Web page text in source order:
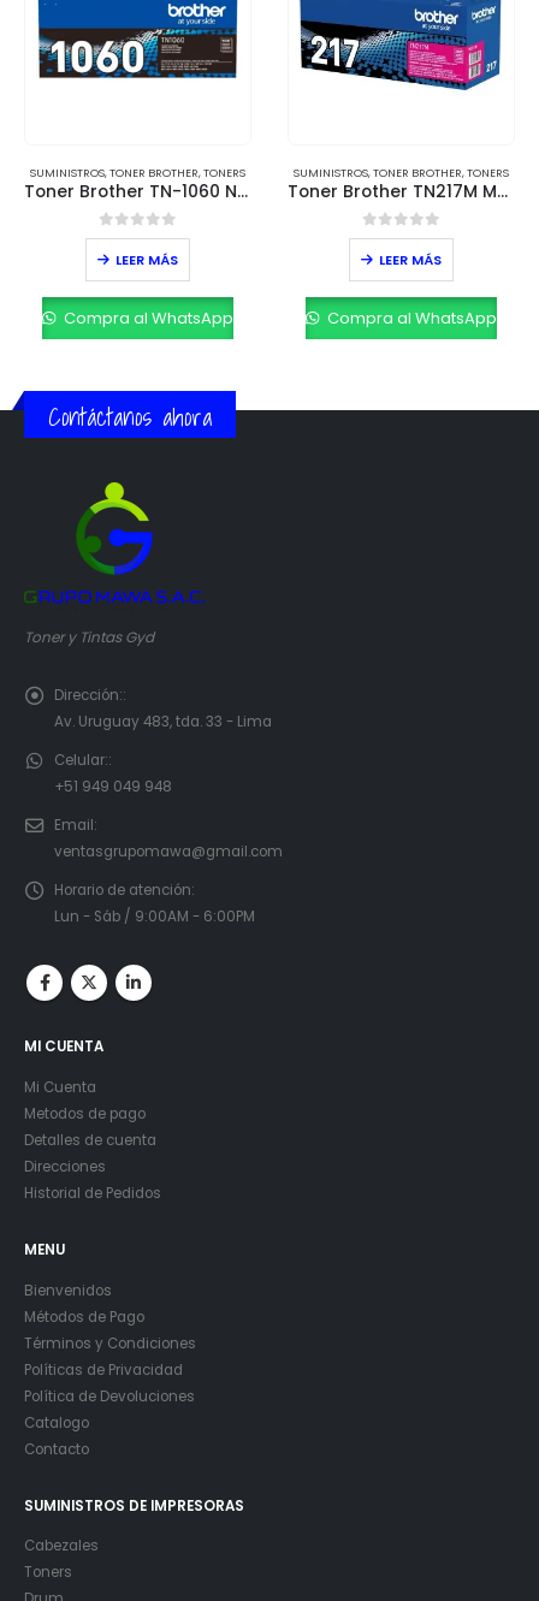
,TONER BROTHER,TONERS
Toner Brother TN-1060 Negro – Rendimiento de 1,000 páginas
out of 5
LEER MÁS
Compra al WhatsApp
SUMINISTROS,TONER BROTHER,TONERS
Toner Brother TN217M Magenta – Rendimiento de 2,300 páginas
out of 5
LEER MÁS
Compra al WhatsApp
Contáctanos ahora
Toner y Tintas Gyd
Dirección::
Av. Uruguay 483, tda. 33 - Lima
Celular::
+51 949 049 948
Email:
ventasgrupomawa@gmail.com
Horario de atención:
Lun - Sáb / 9:00AM - 6:00PM
MI CUENTA
Mi Cuenta
Metodos de pago
Detalles de cuenta
Direcciones
Historial de Pedidos
MENU
Bienvenidos
Métodos de Pago
Términos y Condiciones
Políticas de Privacidad
Política de Devoluciones
Catalogo
Contacto
SUMINISTROS DE IMPRESORAS
Cabezales
Toners